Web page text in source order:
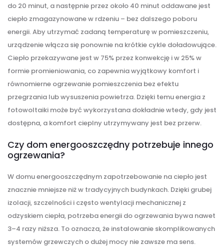
do 20 minut, a następnie przez około 40 minut oddawane jest
ciepło zmagazynowane w rdzeniu – bez dalszego poboru
energii. Aby utrzymać zadaną temperaturę w pomieszczeniu,
urządzenie włącza się ponownie na krótkie cykle doładowujące.
Ciepło przekazywane jest w 75% przez konwekcję i w 25% w
formie promieniowania, co zapewnia wyjątkowy komfort i
równomierne ogrzewanie pomieszczenia bez efektu
przegrzania lub wysuszenia powietrza. Dzięki temu energia z
fotowoltaiki może być wykorzystana dokładnie wtedy, gdy jest
dostępna, a komfort cieplny utrzymywany jest bez przerw.
Czy dom energooszczędny potrzebuje innego
ogrzewania?
W domu energooszczędnym zapotrzebowanie na ciepło jest
znacznie mniejsze niż w tradycyjnych budynkach. Dzięki grubej
izolacji, szczelności i często wentylacji mechanicznej z
odzyskiem ciepła, potrzeba energii do ogrzewania bywa nawet
3–4 razy niższa. To oznacza, że instalowanie skomplikowanych
systemów grzewczych o dużej mocy nie zawsze ma sens.